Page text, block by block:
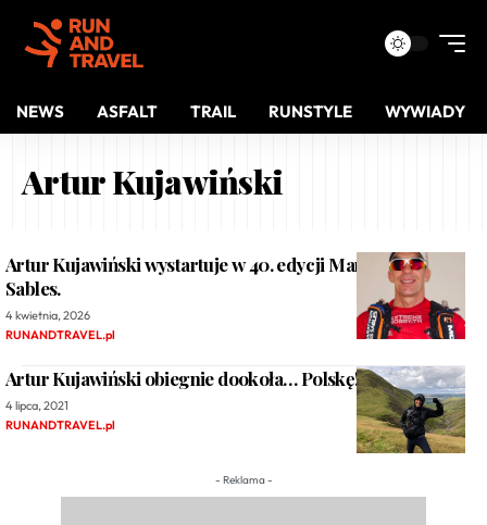
NEWS ASFALT TRAIL RUNSTYLE WYWIADY
Artur Kujawiński
Artur Kujawiński wystartuje w 40. edycji Marathon des
Sables.
4 kwietnia, 2026
RUNANDTRAVEL.pl
Artur Kujawiński obiegnie dookoła… Polskę!
4 lipca, 2021
RUNANDTRAVEL.pl
- Reklama -